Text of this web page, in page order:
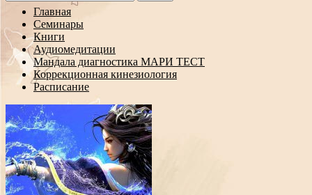
for:
Перейти
содержанию
Главная
Семинары
Книги
Аудиомедитации
Мандала диагностика МАРИ ТЕСТ
Коррекционная кинезиология
Расписание